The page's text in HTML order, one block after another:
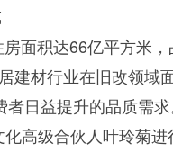
面积达66亿平方米
建材行业在旧改领域
日益提升的品质需求
高级合伙人叶玲菊